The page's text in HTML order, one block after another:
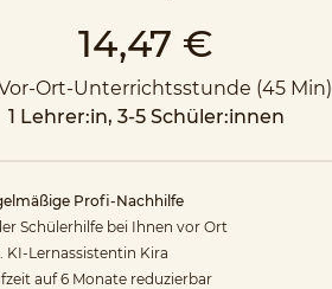
14,47 €
Ort-Unterrichtsstunde (45 Min)
1 Lehrer:in, 3-5 Schüler:innen
Profi-Nachhilfe
Schülerhilfe bei Ihnen vor Ort
KI-Lernassistentin Kira
auf 6 Monate reduzierbar